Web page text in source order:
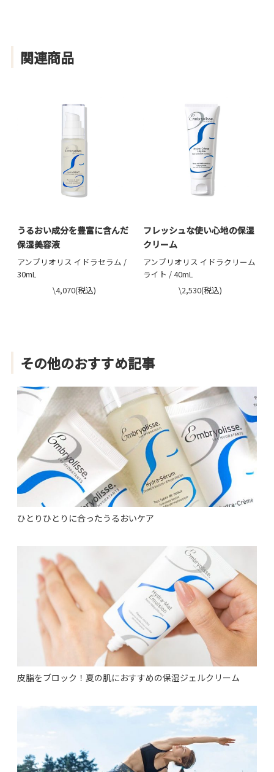
関連商品
うるおい成分を豊富に含んだ
保湿美容液
アンブリオリス イドラセラム /
30mL
\4,070(税込)
フレッシュな使い心地の保湿
クリーム
アンブリオリス イドラクリーム
ライト / 40mL
\2,530(税込)
その他のおすすめ記事
ひとりひとりに合ったうるおいケア
皮脂をブロック！夏の肌におすすめの保湿ジェルクリーム